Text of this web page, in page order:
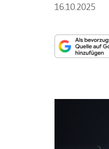
16.10.2025